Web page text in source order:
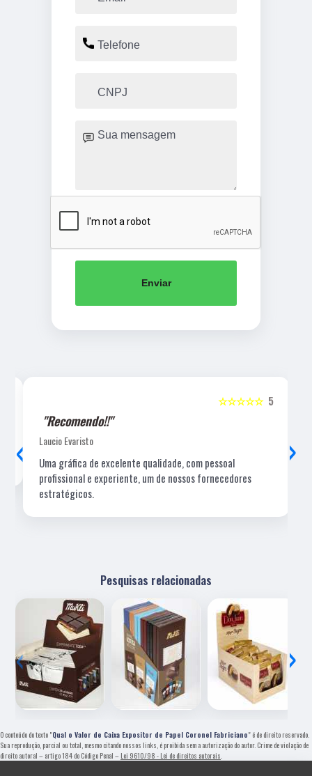
Enviar
5
☆☆☆☆☆
"Recomendo!!"
Laucio Evaristo
Uma gráfica de excelente qualidade, com pessoal
profissional e experiente, um de nossos fornecedores
estratégicos.
‹ ›
Pesquisas relacionadas
‹ ›
O conteúdo do texto "Qual o Valor de Caixa Expositor de Papel Coronel Fabriciano" é de direito reservado.
Sua reprodução, parcial ou total, mesmo citando nossos links, é proibida sem a autorização do autor. Crime de violação de
direito autoral – artigo 184 do Código Penal – Lei 9610/98 - Lei de direitos autorais